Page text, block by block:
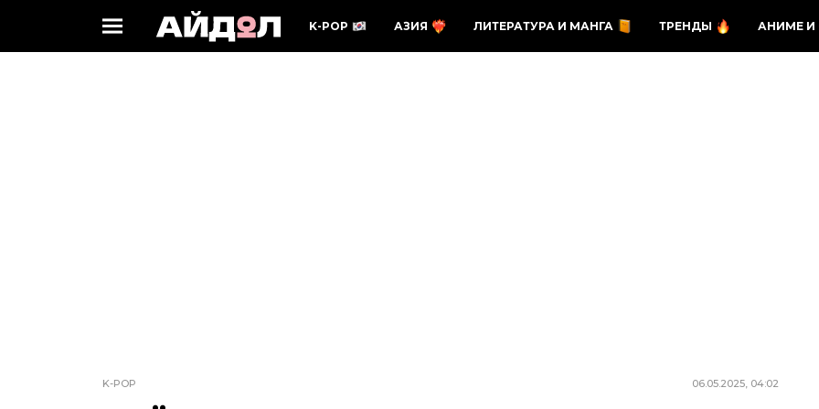
K-POP АЗИЯ ЛИТЕРАТУРА И МАНГА ТРЕНДЫ АНИМЕ И
K-POP 06.05.2025, 04:02